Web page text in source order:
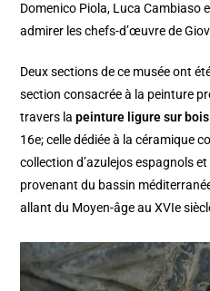
Domenico Piola, Luca Cambiaso
admirer les chefs-d’œuvre de
Deux sections de ce musée ont
section consacrée à la peinture
travers lapeinture ligure sur bois
16e; celle dédiée à la céramique
collection d’azulejos espagnols
provenant du bassin
allant du Moyen-âge au XVIe